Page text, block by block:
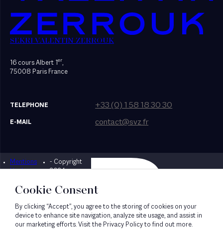
SEKRI VALENTIN ZERROUK
16 cours Albert 1er,
75008 Paris France
TELEPHONE +33 (0) 1 58 18 30 30
E-MAIL contact@svz.fr
Mentions
légales
- Copyright
2024
Designed by Bonhomme
Cookie Consent
By clicking “Accept”, you agree to the storing of cookies on your
device to enhance site navigation, analyze site usage, and assist in
our marketing efforts. Visit the Privacy Policy to find out more.